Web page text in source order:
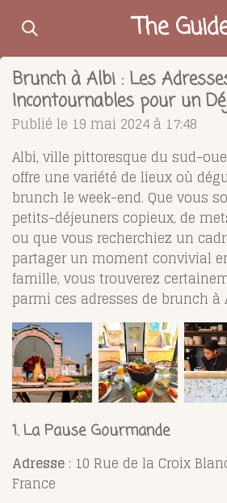
Passer
contenu
principal
The
Brunch à Albi : Les
Incontournables pour un
Publié le 19 mai 2024 à 17:48
Albi, ville pittoresque du sud-
offre une variété de lieux où
brunch le week-end. Que vous
petits-déjeuners copieux, de
ou que vous recherchiez un
partager un moment convivial
famille, vous trouverez
parmi ces adresses de brunch à
1.La Pause Gourmande
Adresse : 10 Rue de la Croix
France